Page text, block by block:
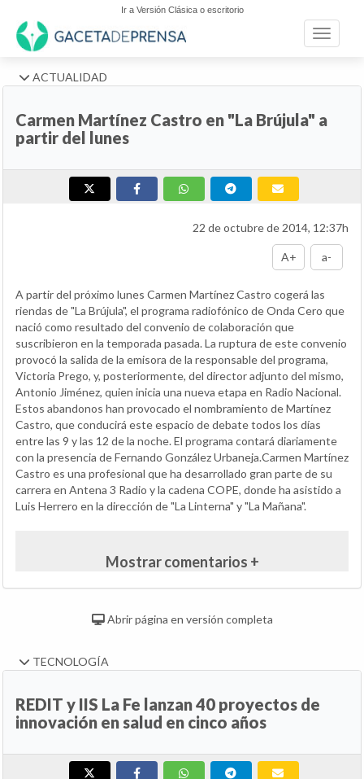
Ir a Versión Clásica o escritorio
Toggle
ACTUALIDAD
Carmen Martínez Castro en "La Brújula" a
partir del lunes
22 de octubre de 2014, 12:37h
A+ a-
A partir del próximo lunes Carmen Martínez Castro cogerá las
riendas de "La Brújula", el programa radiofónico de Onda Cero que
nació como resultado del convenio de colaboración que
suscribieron en la temporada pasada. La ruptura de este convenio
provocó la salida de la emisora de la responsable del programa,
Victoria Prego, y, posteriormente, del director adjunto del mismo,
Antonio Jiménez, quien inicia una nueva etapa en Radio Nacional.
Estos abandonos han provocado el nombramiento de Martínez
Castro, que conducirá este espacio de debate todos los días
entre las 9 y las 12 de la noche. El programa contará diariamente
con la presencia de Fernando González Urbaneja.Carmen Martínez
Castro es una profesional que ha desarrollado gran parte de su
carrera en Antena 3 Radio y la cadena COPE, donde ha asistido a
Luis Herrero en la dirección de "La Linterna" y "La Mañana".
Mostrar comentarios +
Abrir página en versión completa
TECNOLOGÍA
REDIT y IIS La Fe lanzan 40 proyectos de
innovación en salud en cinco años